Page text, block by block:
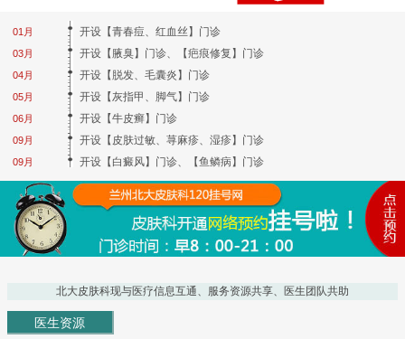
01月
03月
04月
05月
06月
09月
09月
开设【青春痘、红血丝】门诊
开设【腋臭】门诊、【疤痕修复】门诊
开设【脱发、毛囊炎】门诊
开设【灰指甲、脚气】门诊
开设【牛皮癣】门诊
开设【皮肤过敏、荨麻疹、湿疹】门诊
开设【白癜风】门诊、【鱼鳞病】门诊
北大皮肤科现与医疗信息互通、服务资源共享、医生团队共助
医生资源